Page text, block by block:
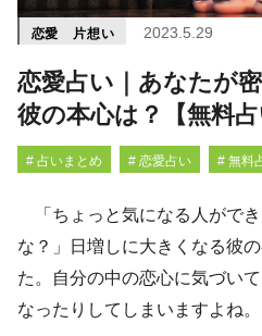
恋愛 片想い 2023.5.29
恋愛占い｜あなたが
彼の本心は？【無料占
# 占いまとめ # 恋愛占い # 無料
「ちょっと気になる人がで
な？」日増しに大きくなる彼
た。自分の中の恋心に気づい
なったりしてしまいますよね。